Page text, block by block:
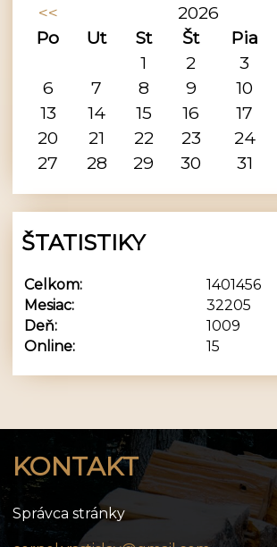
<<
2026
Po
Ut St Št Pia
1
2 3
6
7 8 9 10
13
14 15 16 17
20
21 22 23 24
27
28 29 30 31
ŠTATISTIKY
Online: 15
Celkom:
1401456
Mesiac:
32205
Deň:
1009
KONTAKT
Správca stránky